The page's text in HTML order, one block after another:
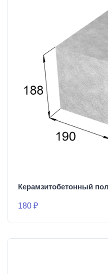
Керамзитобетонный
180 ₽